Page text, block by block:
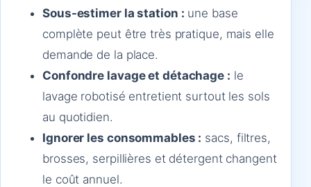
Sous-estimer la station : une base
complète peut être très pratique, mais elle
demande de la place.
Confondre lavage et détachage : le
lavage robotisé entretient surtout les sols
au quotidien.
Ignorer les consommables : sacs, filtres,
brosses, serpillières et détergent changent
le coût annuel.